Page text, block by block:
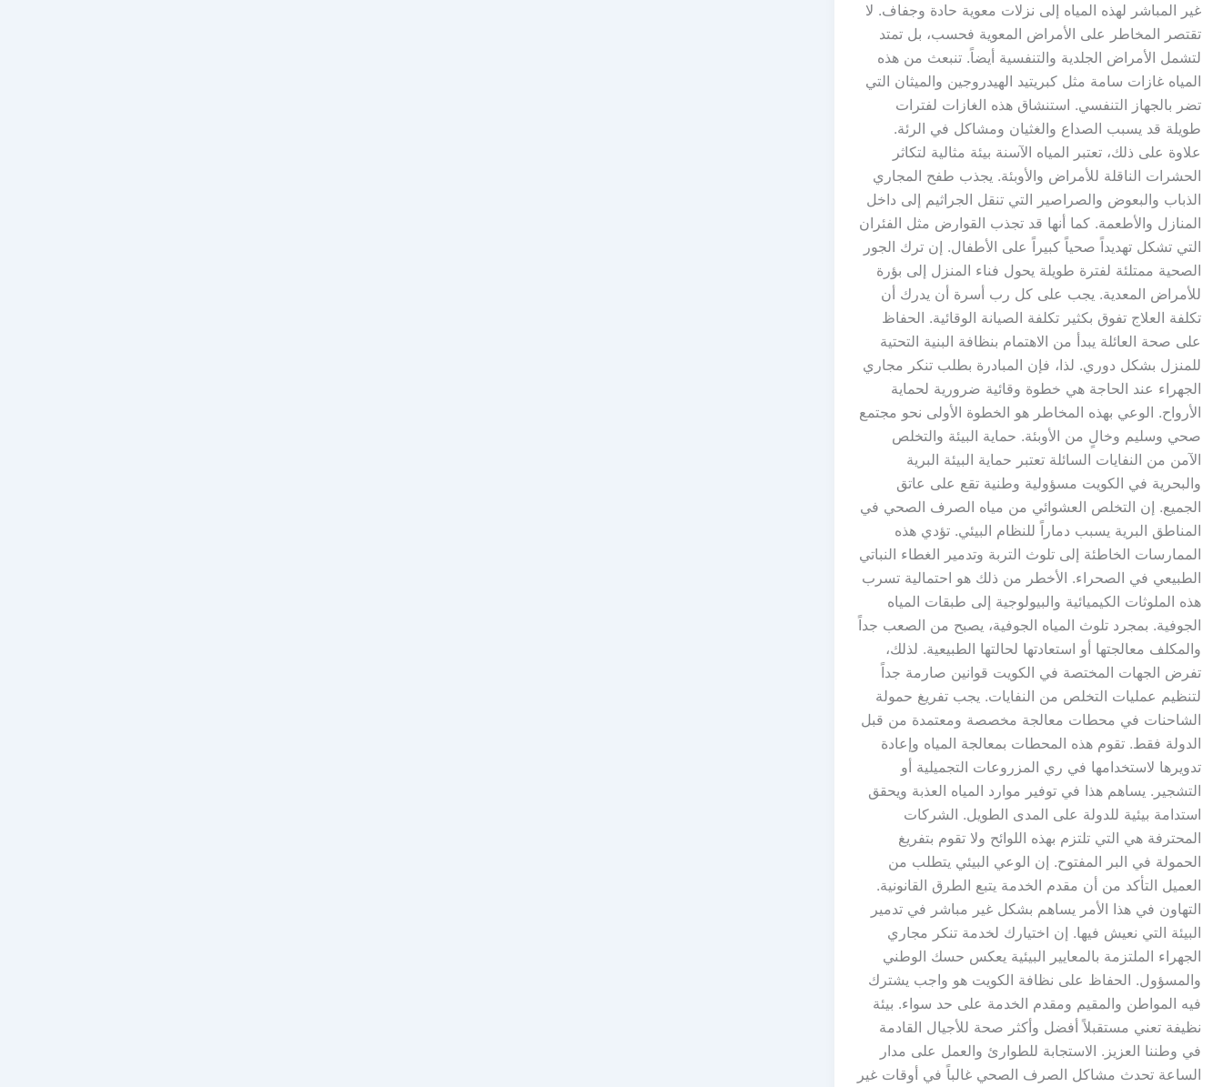
غير المباشر لهذه المياه إلى نزلات معوية حادة وجفاف. لا
تقتصر المخاطر على الأمراض المعوية فحسب، بل تمتد
لتشمل الأمراض الجلدية والتنفسية أيضاً. تنبعث من هذه
المياه غازات سامة مثل كبريتيد الهيدروجين والميثان التي
تضر بالجهاز التنفسي. استنشاق هذه الغازات لفترات
طويلة قد يسبب الصداع والغثيان ومشاكل في الرئة.
علاوة على ذلك، تعتبر المياه الآسنة بيئة مثالية لتكاثر
الحشرات الناقلة للأمراض والأوبئة. يجذب طفح المجاري
الذباب والبعوض والصراصير التي تنقل الجراثيم إلى داخل
المنازل والأطعمة. كما أنها قد تجذب القوارض مثل الفئران
التي تشكل تهديداً صحياً كبيراً على الأطفال. إن ترك الجور
الصحية ممتلئة لفترة طويلة يحول فناء المنزل إلى بؤرة
للأمراض المعدية. يجب على كل رب أسرة أن يدرك أن
تكلفة العلاج تفوق بكثير تكلفة الصيانة الوقائية. الحفاظ
على صحة العائلة يبدأ من الاهتمام بنظافة البنية التحتية
للمنزل بشكل دوري. لذا، فإن المبادرة بطلب تنكر مجاري
الجهراء عند الحاجة هي خطوة وقائية ضرورية لحماية
الأرواح. الوعي بهذه المخاطر هو الخطوة الأولى نحو مجتمع
صحي وسليم وخالٍ من الأوبئة. حماية البيئة والتخلص
الآمن من النفايات السائلة تعتبر حماية البيئة البرية
والبحرية في الكويت مسؤولية وطنية تقع على عاتق
الجميع. إن التخلص العشوائي من مياه الصرف الصحي في
المناطق البرية يسبب دماراً للنظام البيئي. تؤدي هذه
الممارسات الخاطئة إلى تلوث التربة وتدمير الغطاء النباتي
الطبيعي في الصحراء. الأخطر من ذلك هو احتمالية تسرب
هذه الملوثات الكيميائية والبيولوجية إلى طبقات المياه
الجوفية. بمجرد تلوث المياه الجوفية، يصبح من الصعب جداً
والمكلف معالجتها أو استعادتها لحالتها الطبيعية. لذلك،
تفرض الجهات المختصة في الكويت قوانين صارمة جداً
لتنظيم عمليات التخلص من النفايات. يجب تفريغ حمولة
الشاحنات في محطات معالجة مخصصة ومعتمدة من قبل
الدولة فقط. تقوم هذه المحطات بمعالجة المياه وإعادة
تدويرها لاستخدامها في ري المزروعات التجميلية أو
التشجير. يساهم هذا في توفير موارد المياه العذبة ويحقق
استدامة بيئية للدولة على المدى الطويل. الشركات
المحترفة هي التي تلتزم بهذه اللوائح ولا تقوم بتفريغ
الحمولة في البر المفتوح. إن الوعي البيئي يتطلب من
العميل التأكد من أن مقدم الخدمة يتبع الطرق القانونية.
التهاون في هذا الأمر يساهم بشكل غير مباشر في تدمير
البيئة التي نعيش فيها. إن اختيارك لخدمة تنكر مجاري
الجهراء الملتزمة بالمعايير البيئية يعكس حسك الوطني
والمسؤول. الحفاظ على نظافة الكويت هو واجب يشترك
فيه المواطن والمقيم ومقدم الخدمة على حد سواء. بيئة
نظيفة تعني مستقبلاً أفضل وأكثر صحة للأجيال القادمة
في وطننا العزيز. الاستجابة للطوارئ والعمل على مدار
الساعة تحدث مشاكل الصرف الصحي غالباً في أوقات غير